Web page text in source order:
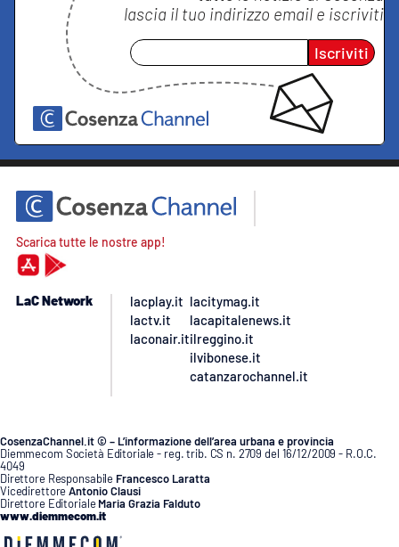
lascia il tuo indirizzo email e iscriviti
Iscriviti
Scarica tutte le nostre app!
LaC Network
lacplay.it
lactv.it
laconair.it
lacitymag.it
lacapitalenews.it
ilreggino.it
ilvibonese.it
catanzarochannel.it
CosenzaChannel.it © – L’informazione dell’area urbana e provincia
Diemmecom Società Editoriale - reg. trib. CS n. 2709 del 16/12/2009 - R.O.C.
4049
Direttore Responsabile Francesco Laratta
VicedirettoreAntonio Clausi
Direttore Editoriale Maria Grazia Falduto
www.diemmecom.it